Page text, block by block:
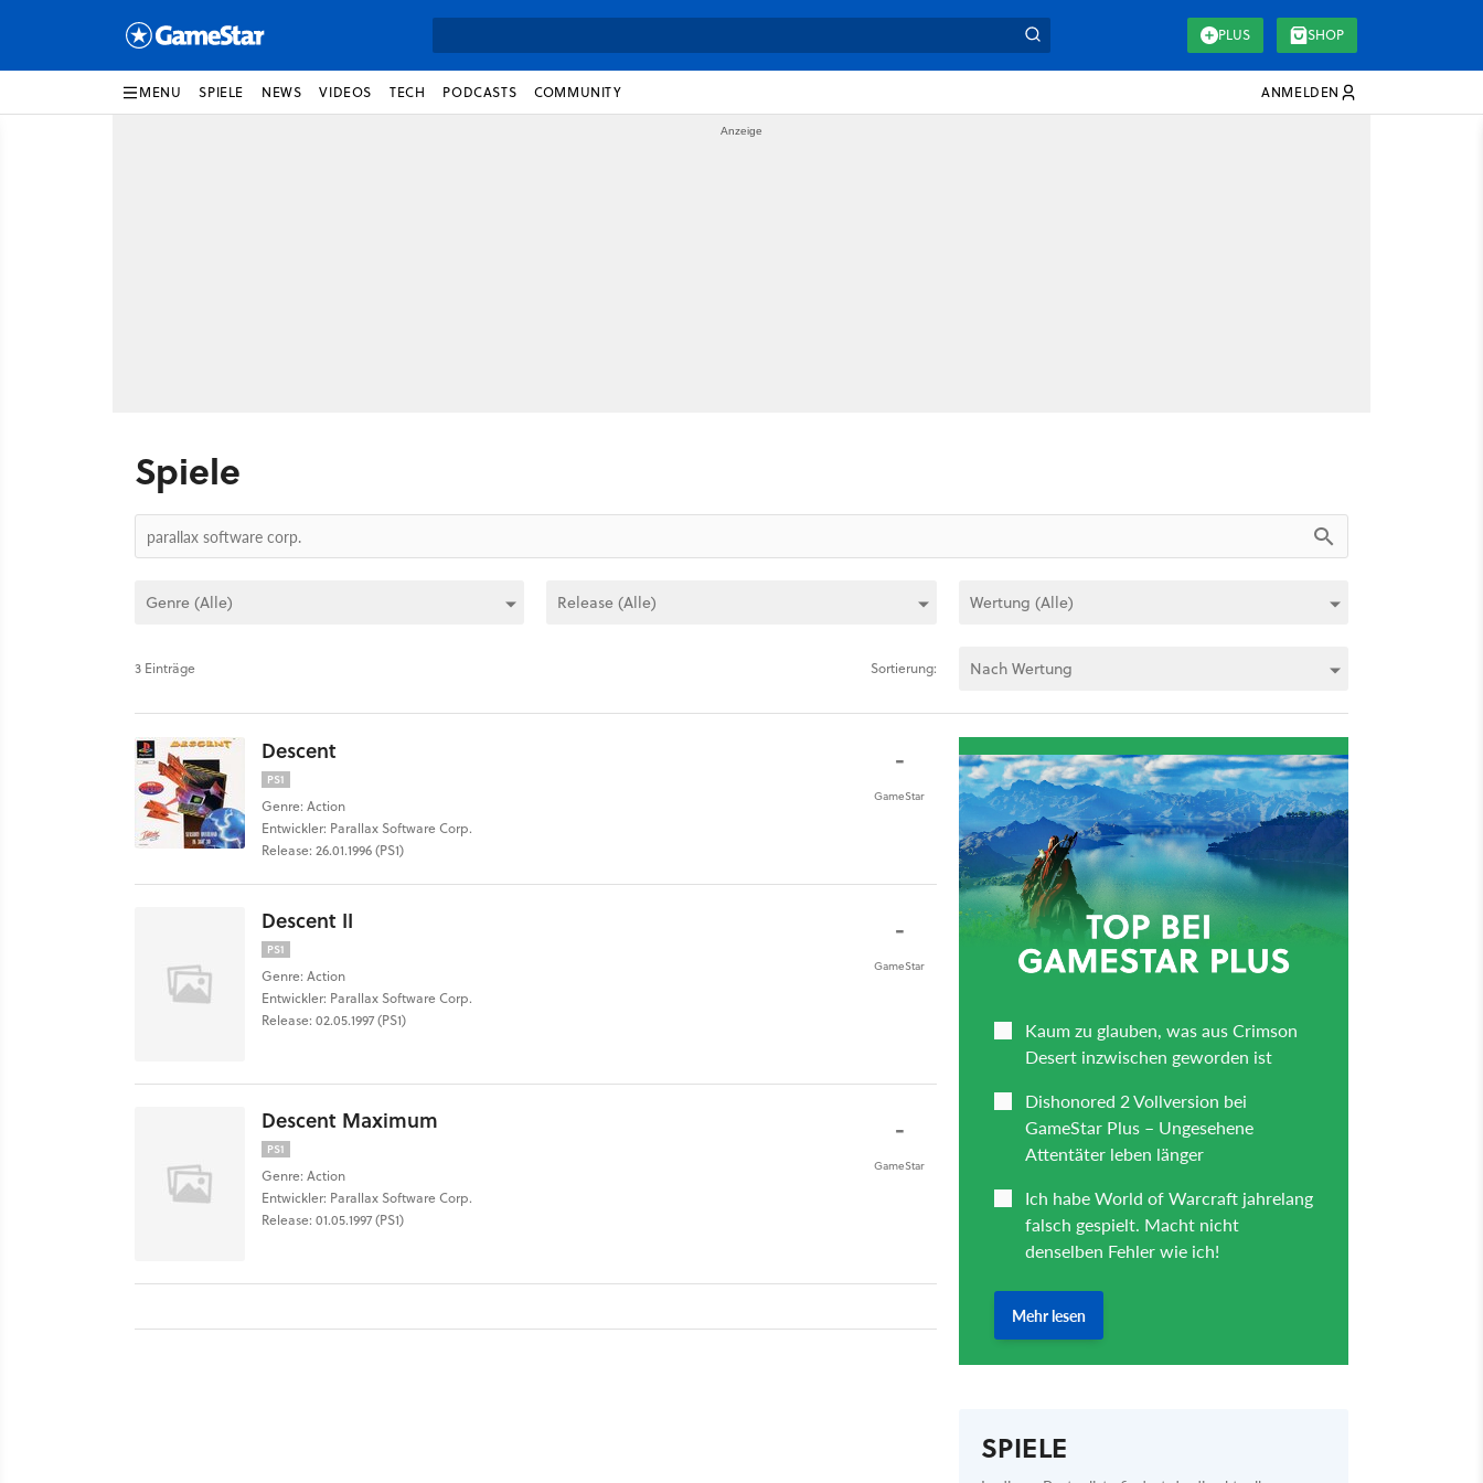
PLUS SHOP
MENU SPIELE NEWS VIDEOS TECH PODCASTS COMMUNITY ANMELDEN
Spiele
3 Einträge Sortierung:
Descent
PS1
Genre: Action
Entwickler: Parallax Software Corp.
Release: 26.01.1996 (PS1)
-
GameStar
Descent II
PS1
Genre: Action
Entwickler: Parallax Software Corp.
Release: 02.05.1997 (PS1)
-
GameStar
Descent Maximum
PS1
Genre: Action
Entwickler: Parallax Software Corp.
Release: 01.05.1997 (PS1)
-
GameStar
SPIELE